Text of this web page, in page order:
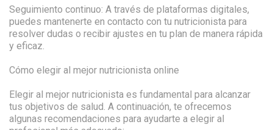
Seguimiento continuo: A través de plataformas digitales,
puedes mantenerte en contacto con tu nutricionista para
resolver dudas o recibir ajustes en tu plan de manera rápida
y eficaz.
Cómo elegir al mejor nutricionista online
Elegir al mejor nutricionista es fundamental para alcanzar
tus objetivos de salud. A continuación, te ofrecemos
algunas recomendaciones para ayudarte a elegir al